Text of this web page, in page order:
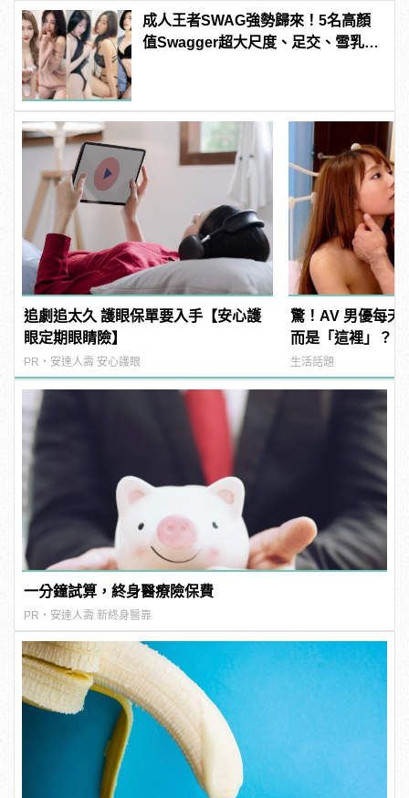
成人王者SWAG強勢歸來！5名高顏
值Swagger超大尺度、足交、雪乳、
追劇追太久 護眼保單要入手【安心護
眼定期眼睛險】
PR・安達人壽 安心護眼
驚！AV 男優每天
而是「這裡」？ |
型男
生活話題
一分鐘試算，終身醫療險保費
PR・安達人壽 新終身醫靠